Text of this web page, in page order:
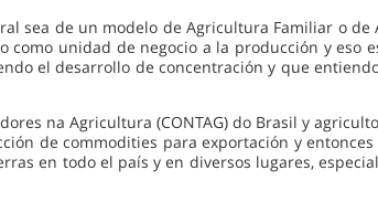
sea de un modelo de Agricultura Familiar o de
unidad de negocio a la producción y eso
el desarrollo de concentración y que
na Agricultura (CONTAG) do Brasil y
de commodities para exportación y
en todo el país y en diversos lugares,